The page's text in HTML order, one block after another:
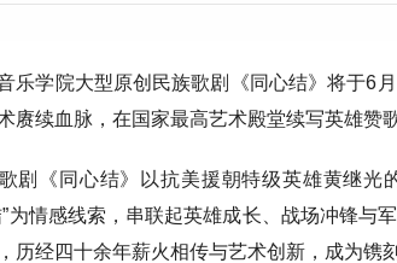
乐学院大型原创民族歌剧《同心结》将于6
赓续血脉，在国家最高艺术殿堂续写英雄赞
剧《同心结》以抗美援朝特级英雄黄继
”为情感线索，串联起英雄成长、战场冲锋
历经四十余年薪火相传与艺术创新，成为镌